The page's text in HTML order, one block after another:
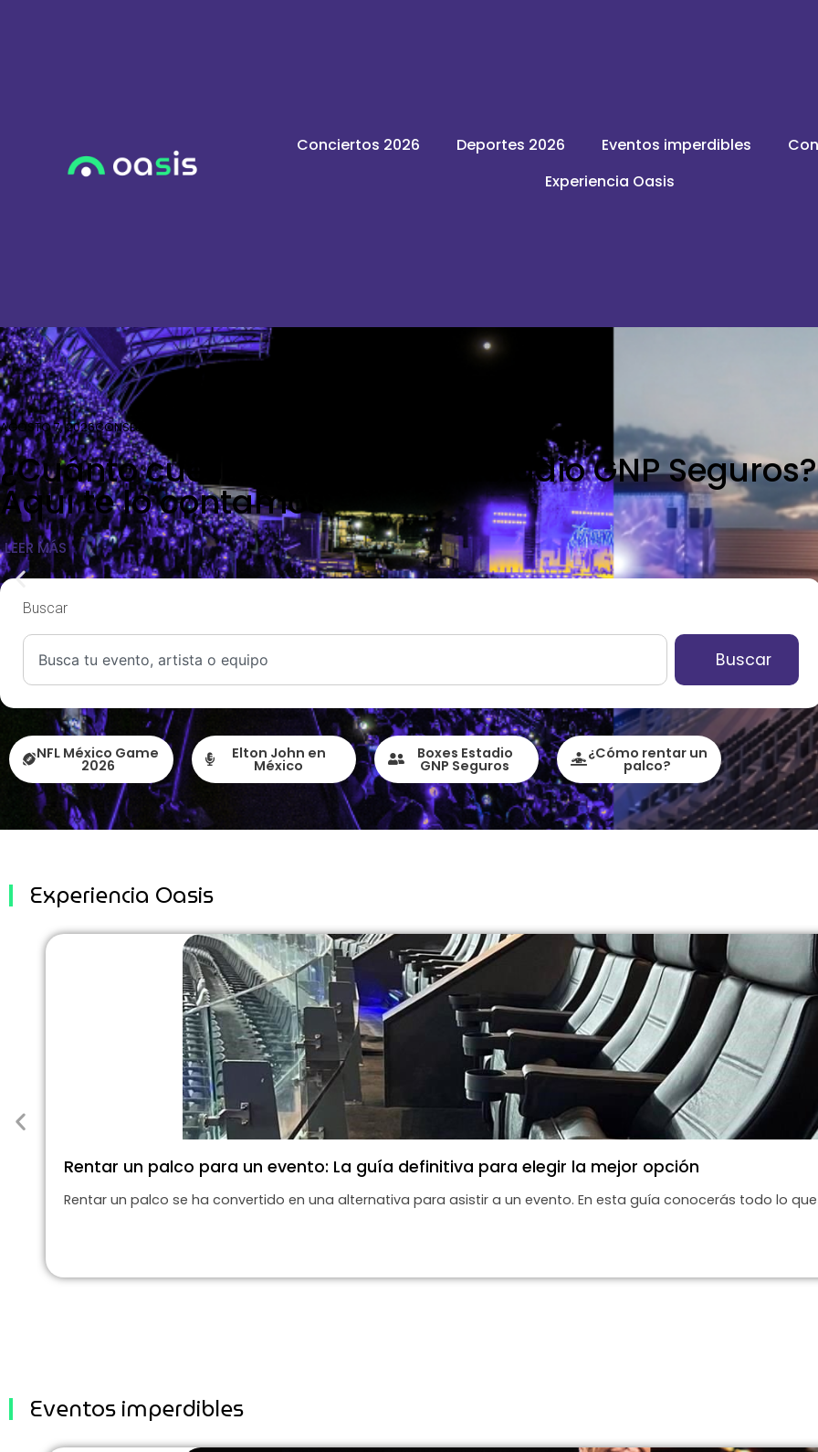
Conciertos 2026 Deportes 2026 Eventos imperdibles
Experiencia Oasis
AGOSTO 7, 2026CONSEJOS Y TIPS
¿Cuánto cuesta un box en el Estadio GNP Seguros?
Aquí te lo contamos
LEER MÁS
Buscar
Buscar
NFL México Game
2026
Elton John en
México
Boxes Estadio
GNP Seguros
¿Cómo rentar un
palco?
Experiencia Oasis
Rentar un palco para un evento: La guía definitiva para elegir la mejor opción
Rentar un palco se ha convertido en una alternativa para asistir a un evento. En esta guía conocerás todo lo que
Eventos imperdibles